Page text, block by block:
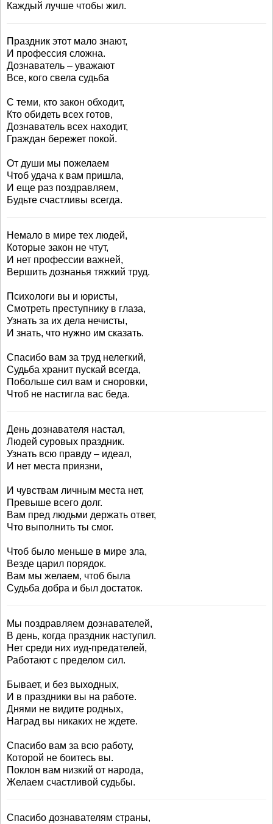
Каждый лучше чтобы жил.
Праздник этот мало знают,
И профессия сложна.
Дознаватель – уважают
Все, кого свела судьба
С теми, кто закон обходит,
Кто обидеть всех готов,
Дознаватель всех находит,
Граждан бережет покой.
От души мы пожелаем
Чтоб удача к вам пришла,
И еще раз поздравляем,
Будьте счастливы всегда.
Немало в мире тех людей,
Которые закон не чтут,
И нет профессии важней,
Вершить дознанья тяжкий труд.
Психологи вы и юристы,
Смотреть преступнику в глаза,
Узнать за их дела нечисты,
И знать, что нужно им сказать.
Спасибо вам за труд нелегкий,
Судьба хранит пускай всегда,
Побольше сил вам и сноровки,
Чтоб не настигла вас беда.
День дознавателя настал,
Людей суровых праздник.
Узнать всю правду – идеал,
И нет места приязни,
И чувствам личным места нет,
Превыше всего долг.
Вам пред людьми держать ответ,
Что выполнить ты смог.
Чтоб было меньше в мире зла,
Везде царил порядок.
Вам мы желаем, чтоб была
Судьба добра и был достаток.
Мы поздравляем дознавателей,
В день, когда праздник наступил.
Нет среди них иуд-предателей,
Работают с пределом сил.
Бывает, и без выходных,
И в праздники вы на работе.
Днями не видите родных,
Наград вы никаких не ждете.
Спасибо вам за всю работу,
Которой не боитесь вы.
Поклон вам низкий от народа,
Желаем счастливой судьбы.
Спасибо дознавателям страны,